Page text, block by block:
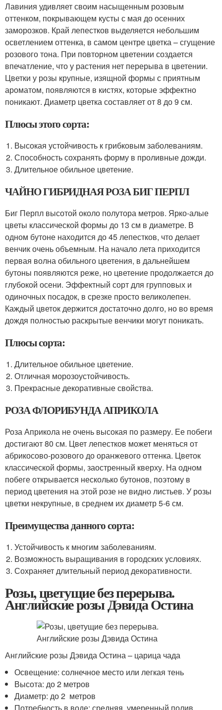
Лавиния удивляет своим насыщенным розовым
оттенком, покрывающем кусты с мая до осенних
заморозков. Край лепестков выделяется небольшим
осветлением оттенка, в самом центре цветка – сгущение
розового тона. При повторном цветении создается
впечатление, что у растения нет перерыва в цветении.
Цветки у розы крупные, изящной формы с приятным
ароматом, появляются в кистях, которые эффектно
поникают. Диаметр цветка составляет от 8 до 9 см.
Плюсы этого сорта:
Высокая устойчивость к грибковым заболеваниям.
Способность сохранять форму в проливные дожди.
Длительное обильное цветение.
ЧАЙНО ГИБРИДНАЯ РОЗА БИГ ПЕРПЛ
Биг Перпл высотой около полутора метров. Ярко-алые
цветы классической формы до 13 см в диаметре. В
одном бутоне находится до 45 лепестков, что делает
венчик очень объемным. На начало лета приходится
первая волна обильного цветения, в дальнейшем
бутоны появляются реже, но цветение продолжается до
глубокой осени. Эффектный сорт для групповых и
одиночных посадок, в срезке просто великолепен.
Каждый цветок держится достаточно долго, но во время
дождя полностью раскрытые венчики могут поникать.
Плюсы сорта:
Длительное обильное цветение.
Отличная морозоустойчивость.
Прекрасные декоративные свойства.
РОЗА ФЛОРИБУНДА АПРИКОЛА
Роза Априкола не очень высокая по размеру. Ее побеги
достигают 80 см. Цвет лепестков может меняться от
абрикосово-розового до оранжевого оттенка. Цветок
классической формы, заостренный кверху. На одном
побеге открывается несколько бутонов, поэтому в
период цветения на этой розе не видно листьев. У розы
цветки некрупные, в среднем их диаметр 5-6 см.
Преимущества данного сорта:
Устойчивость к многим заболеваниям.
Возможность выращивания в городских условиях.
Сохраняет длительный период декоративности.
Розы, цветущие без перерыва.
Английские розы Дэвида Остина
Английские розы Дэвида Остина – царица чада
Освещение: солнечное место или легкая тень
Высота: до 2 метров
Диаметр: до 2 метров